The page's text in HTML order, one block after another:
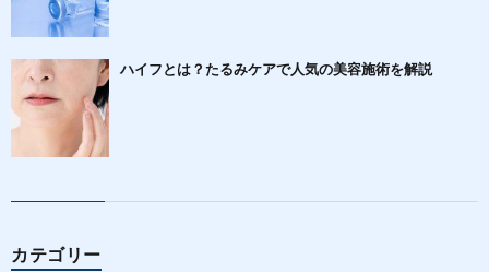
ハイフとは？たるみケアで人気の美容施術を解説
カテゴリー